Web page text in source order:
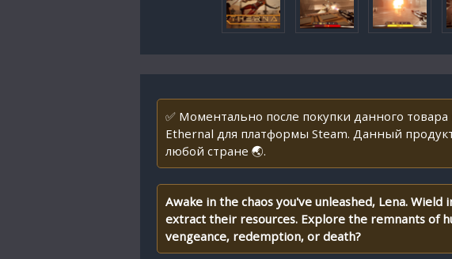
✅ Моментально после покупки данного
Ethernal для платформы Steam. Данный
любой стране 🌏.
Awake in the chaos you've unleashed, Lena.
extract their resources. Explore the remnants of
vengeance, redemption, or death?